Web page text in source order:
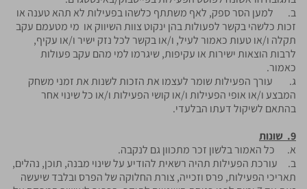
ב. למען הסר ספק, לאף משתתף כלשהו בפעילות לא תהא טענה או
זכות כלשהי בקשר לפעולות בהן ינקוט צוות השיווק או מי מטעמם עקב
תקלה ו/או טעות כאמור לעיל, ו/או בקשר לכל נזק ישיר ו/או עקיף,
לרבות הוצאות ישירות או עקיפות, שיגרמו למי מהם עקב פעולות
כאמור.
ג. עורך הפעילות שומר לעצמו את הזכות לשנות את זמני משחק
המבצע ו/או אופי הפעילות ו/או קושי הפעילות ו/או כל שינוי אחר
בהתאם לשיקול דעתו הבלעדי.
9. שונות
א. כל האמור בלשון זכר מתכוון גם לנקבה.
ב. עורכת הפעילות תהיה רשאית להודיע על שינוי מבנה, תוכן, נהלים,
תאריכי הפעילות, פרס וזכייה, צורת החלוקה של הפרס ובלבד שיעשה